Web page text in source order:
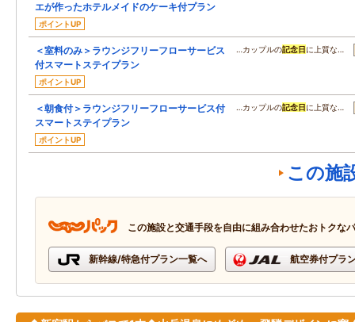
エが作ったホテルメイドのケーキ付プラン
ポイントUP
＜室料のみ＞ラウンジフリーフローサービス
付スマートステイプラン
ポイントUP
…カップルの記念日 に上質な…
＜朝食付＞ラウンジフリーフローサービス付
スマートステイプラン
ポイントUP
…カップルの記念日 に上質な…
この施
この施設と交通手段を自由に組み合わせたおトクな
新幹線/特急付プラン一覧へ 航空券付プラ